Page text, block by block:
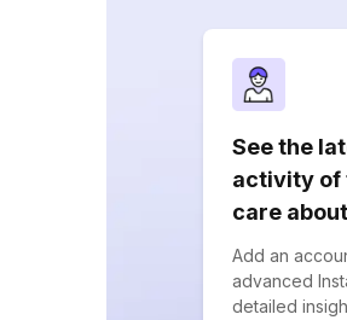
See the
activity of
care about
Add an
advanced
detailed